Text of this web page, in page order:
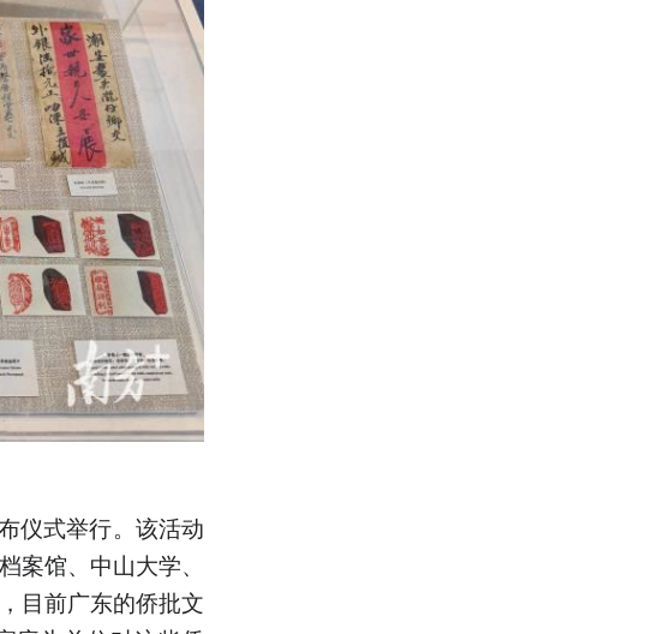
仪式举行。该活动
馆、中山大学、
目前广东的侨批文